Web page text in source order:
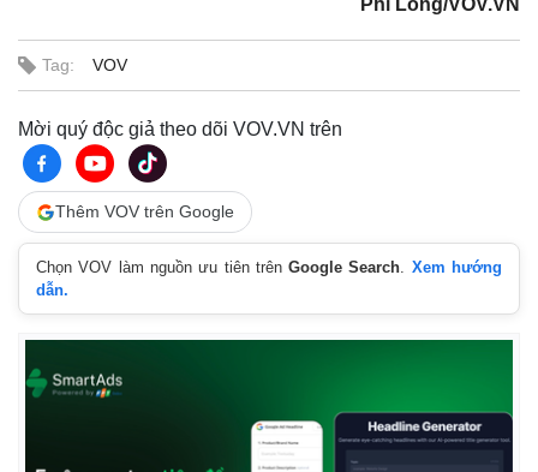
Phi Long/VOV.VN
Tag: VOV
Mời quý độc giả theo dõi VOV.VN trên
Thêm VOV trên Google
Chọn VOV làm nguồn ưu tiên trênGoogle Search. Xem hướng
dẫn.